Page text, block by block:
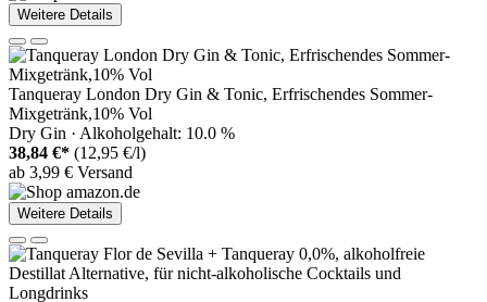
Weitere Details
Tanqueray London Dry Gin & Tonic, Erfrischendes Sommer-
Mixgetränk,10% Vol
Dry Gin · Alkoholgehalt: 10.0 %
38,84 €* (12,95 €/l)
ab 3,99 € Versand
Weitere Details